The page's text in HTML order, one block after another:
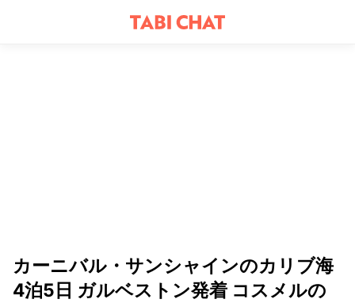
カーニバル・サンシャインのカリブ海
4泊5日 ガルベストン発着 コスメルの